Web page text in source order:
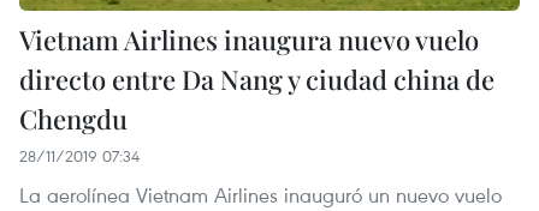
Vietnam Airlines inaugura nuevo vuelo
directo entre Da Nang y ciudad china de
Chengdu
28/11/2019 07:34
La aerolínea Vietnam Airlines inauguró un nuevo vuelo